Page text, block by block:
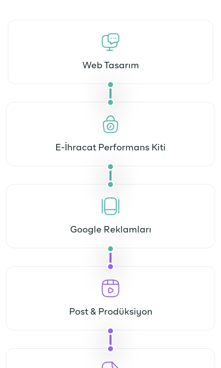
Web Tasarım
E-İhracat Performans Kiti
Google Reklamları
Post & Prodüksiyon